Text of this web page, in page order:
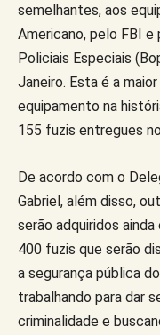
semelhantes, aos
Americano, pelo FBI
Policiais Especiais
Janeiro. Esta é a
equipamento na
155 fuzis entregues
De acordo com o
Gabriel, além disso,
serão adquiridos
400 fuzis que serão
a segurança pública
trabalhando para dar
criminalidade e